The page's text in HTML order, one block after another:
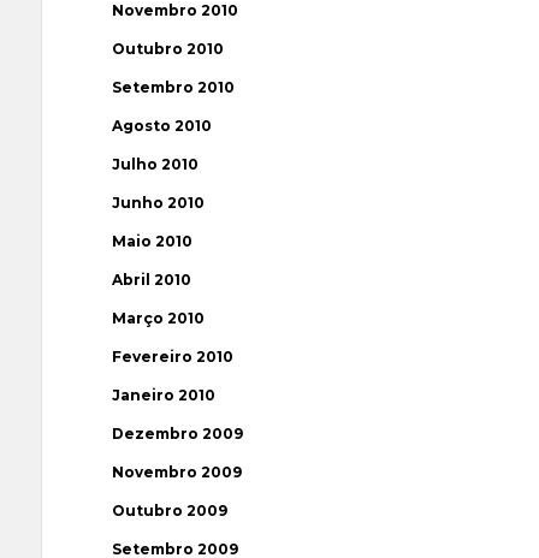
Novembro 2010
Outubro 2010
Setembro 2010
Agosto 2010
Julho 2010
Junho 2010
Maio 2010
Abril 2010
Março 2010
Fevereiro 2010
Janeiro 2010
Dezembro 2009
Novembro 2009
Outubro 2009
Setembro 2009